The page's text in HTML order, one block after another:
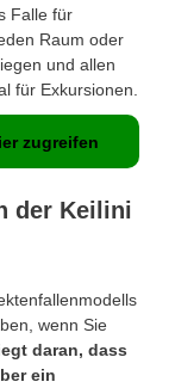
Falle für
Raum oder
und allen
für Exkursionen.
zugreifen
der Keilini
wenn Sie
daran, dass
ein